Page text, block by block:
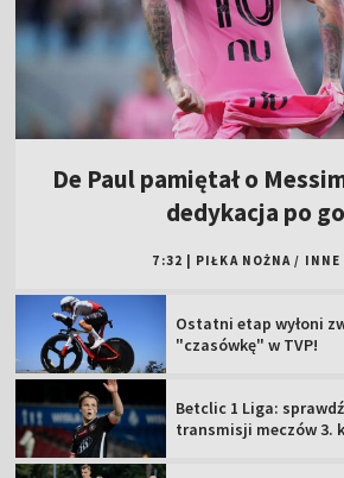
De Paul pamiętał o
dedykacja po
7:32 PIŁKA NOŻNA / INNE
Ostatni etap wyłoni
"czasówkę" w TVP!
Betclic 1 Liga:
transmisji meczów 3.